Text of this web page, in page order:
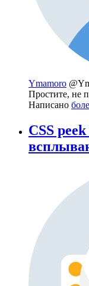
Ymamoro
Простите, не
Написано
CSS